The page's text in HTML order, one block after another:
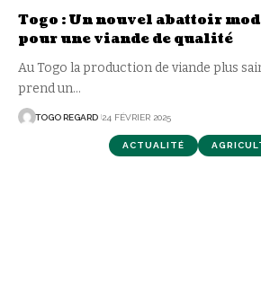
Togo : Un nouvel abattoir
pour une viande de qualité
Au Togo la production de viande plus
prend un…
TOGO REGARD 24 FÉVRIER 2025
ACTUALITÉ